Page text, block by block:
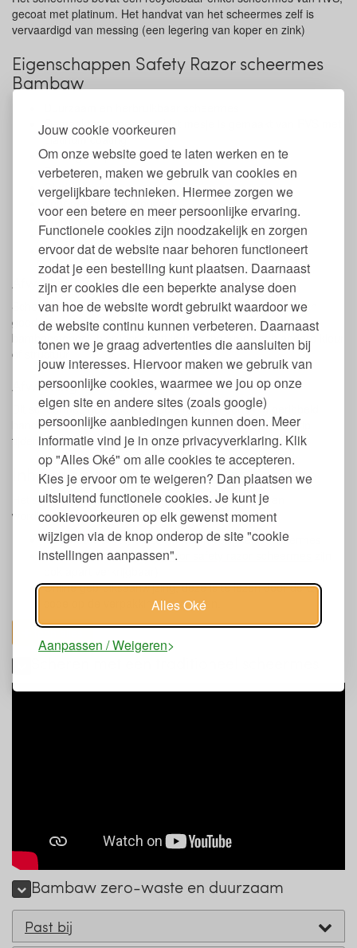
Jouw cookie voorkeuren
Om onze website goed te laten werken en te
verbeteren, maken we gebruik van cookies en
vergelijkbare technieken. Hiermee zorgen we
voor een betere en meer persoonlijke ervaring.
Functionele cookies zijn noodzakelijk en zorgen
ervoor dat de website naar behoren functioneert
zodat je een bestelling kunt plaatsen. Daarnaast
zijn er cookies die een beperkte analyse doen
van hoe de website wordt gebruikt waardoor we
de website continu kunnen verbeteren. Daarnaast
tonen we je graag advertenties die aansluiten bij
jouw interesses. Hiervoor maken we gebruik van
persoonlijke cookies, waarmee we jou op onze
eigen site en andere sites (zoals google)
persoonlijke aanbiedingen kunnen doen. Meer
informatie vind je in onze privacyverklaring. Klik
op "Alles Oké" om alle cookies te accepteren.
Kies je ervoor om te weigeren? Dan plaatsen we
uitsluitend functionele cookies. Je kunt je
cookievoorkeuren op elk gewenst moment
wijzigen via de knop onderop de site "cookie
instellingen aanpassen".
Alles Oké
Aanpassen / Weigeren
gecoat met platinum. Het handvat van het scheermes zelf is
vervaardigd van messing (een legering van koper en zink)
Eigenschappen Safety Razor scheermes
Bambaw
Gemaakt van messing. Het mesje is gemaakt van RVS met
platinum coating
Bevat geen plastic
Zero waste
Glad scheren
Voor mannen en vrouwen
Wordt geleverd met 1 mesje
Verkrijgbaar in diverse uitvoeringen
Lengte: 11 cm
Afwerking Bamboe
Scheermes met een lange handgreep van bamboe voor een
goede grip. Iedere handgreep is gemaakt van een unieke
bamboestengel, hierdoor heeft ieder scheermes een andere kleur
of structuur.
Afwerking Metaal
Dit scheermes heeft een dubbele rand en een lang geribbeld
handvat van metaal, de ribbels zorgen voor een goede grip
tijdens het scheren.
Inhoud safety razor metaal of bamboe
Het scheermes zit verpakt in een kartonnen doosje en
wordt geleverd met:
1 Bambaw Safety Razor metalen veiligheidsscheermes
1 scheermesje (Mesjes voor safety razor scheermes
Online gebruiksaanwijzing, deze is te lezen door de QR
code op de verpakking te scannen.
toon alles
Bambaw zero-waste en duurzaam
Past bij